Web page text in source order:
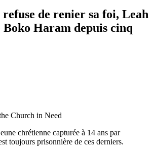
refuse de renier sa foi, Leah
Boko Haram depuis cinq
Church in Need
chrétienne capturée à 14 ans par
toujours prisonnière de ces derniers.